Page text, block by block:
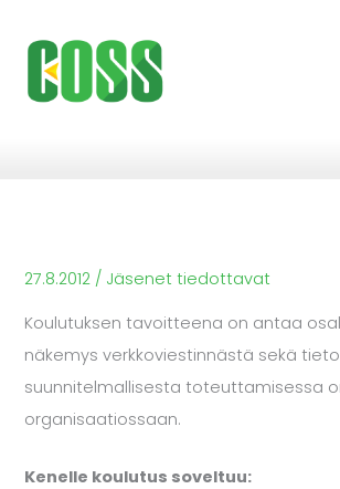
sisältöön
27.8.2012 / Jäsenet tiedottavat
Koulutuksen tavoitteena on antaa
näkemys verkkoviestinnästä sekä
suunnitelmallisesta toteuttamisessa
organisaatiossaan.
Kenelle koulutus soveltuu: